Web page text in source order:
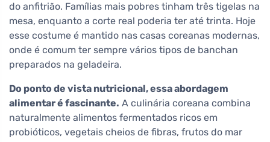
do anfitrião. Famílias mais pobres tinham três tigelas na
mesa, enquanto a corte real poderia ter até trinta. Hoje
esse costume é mantido nas casas coreanas modernas,
onde é comum ter sempre vários tipos de banchan
preparados na geladeira.
Do ponto de vista nutricional, essa abordagem
alimentar é fascinante. A culinária coreana combina
naturalmente alimentos fermentados ricos em
probióticos, vegetais cheios de fibras, frutos do mar